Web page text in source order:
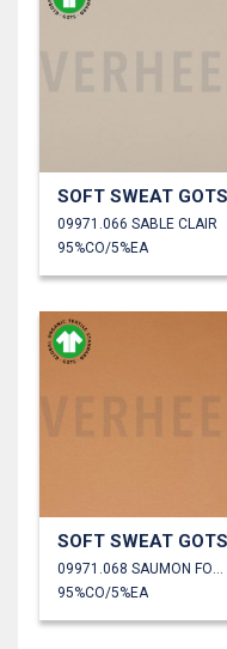
SOFT SWEAT GOTS
09971.066 SABLE CLAIR
95%CO/5%EA
SOFT SWEAT GOTS
95%CO/5%EA